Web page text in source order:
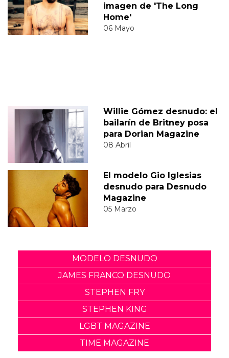
imagen de 'The Long
Home'
06 Mayo
Willie Gómez desnudo: el
bailarín de Britney posa
para Dorian Magazine
08 Abril
El modelo Gio Iglesias
desnudo para Desnudo
Magazine
05 Marzo
MODELO DESNUDO
JAMES FRANCO DESNUDO
STEPHEN FRY
STEPHEN KING
LGBT MAGAZINE
TIME MAGAZINE